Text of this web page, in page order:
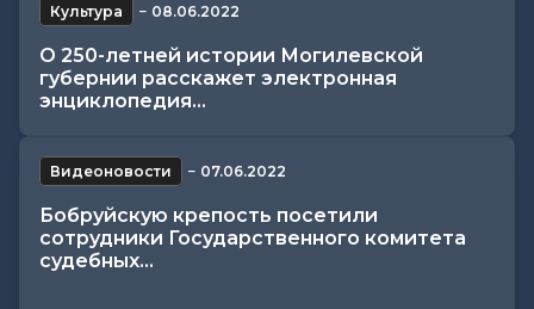
Культура − 08.06.2022
О 250-летней истории Могилевской
губернии расскажет электронная
энциклопедия...
Видеоновости − 07.06.2022
Бобруйскую крепость посетили
сотрудники Государственного комитета
судебных...